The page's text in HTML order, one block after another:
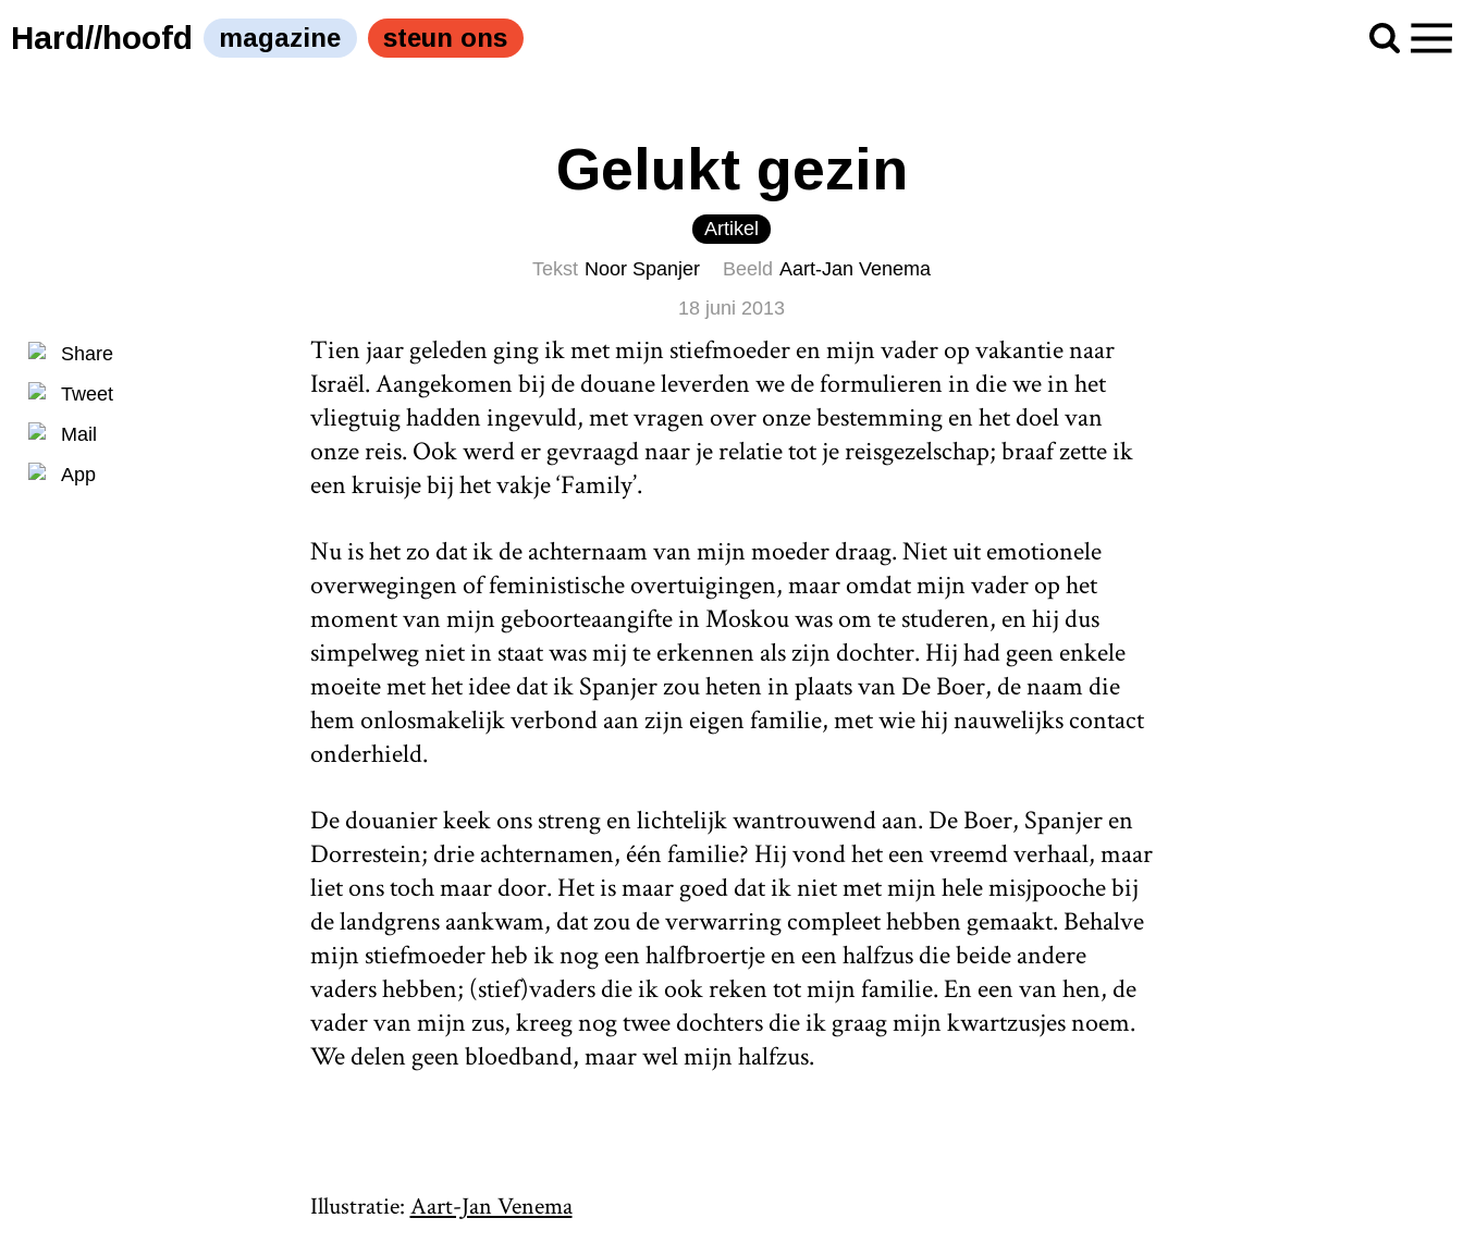
Hard//hoofd magazine steun ons
Gelukt gezin
Artikel
Tekst Noor Spanjer Beeld Aart-Jan Venema
18 juni 2013
Tien jaar geleden ging ik met mijn stiefmoeder en mijn vader op vakantie naar
Israël. Aangekomen bij de douane leverden we de formulieren in die we in het
vliegtuig hadden ingevuld, met vragen over onze bestemming en het doel van
onze reis. Ook werd er gevraagd naar je relatie tot je reisgezelschap; braaf zette ik
een kruisje bij het vakje ‘Family’.
Nu is het zo dat ik de achternaam van mijn moeder draag. Niet uit emotionele
overwegingen of feministische overtuigingen, maar omdat mijn vader op het
moment van mijn geboorteaangifte in Moskou was om te studeren, en hij dus
simpelweg niet in staat was mij te erkennen als zijn dochter. Hij had geen enkele
moeite met het idee dat ik Spanjer zou heten in plaats van De Boer, de naam die
hem onlosmakelijk verbond aan zijn eigen familie, met wie hij nauwelijks contact
onderhield.
De douanier keek ons streng en lichtelijk wantrouwend aan. De Boer, Spanjer en
Dorrestein; drie achternamen, één familie? Hij vond het een vreemd verhaal, maar
liet ons toch maar door. Het is maar goed dat ik niet met mijn hele misjpooche bij
de landgrens aankwam, dat zou de verwarring compleet hebben gemaakt. Behalve
mijn stiefmoeder heb ik nog een halfbroertje en een halfzus die beide andere
vaders hebben; (stief)vaders die ik ook reken tot mijn familie. En een van hen, de
vader van mijn zus, kreeg nog twee dochters die ik graag mijn kwartzusjes noem.
We delen geen bloedband, maar wel mijn halfzus.
Illustratie: Aart-Jan Venema
Share
Tweet
Mail
App